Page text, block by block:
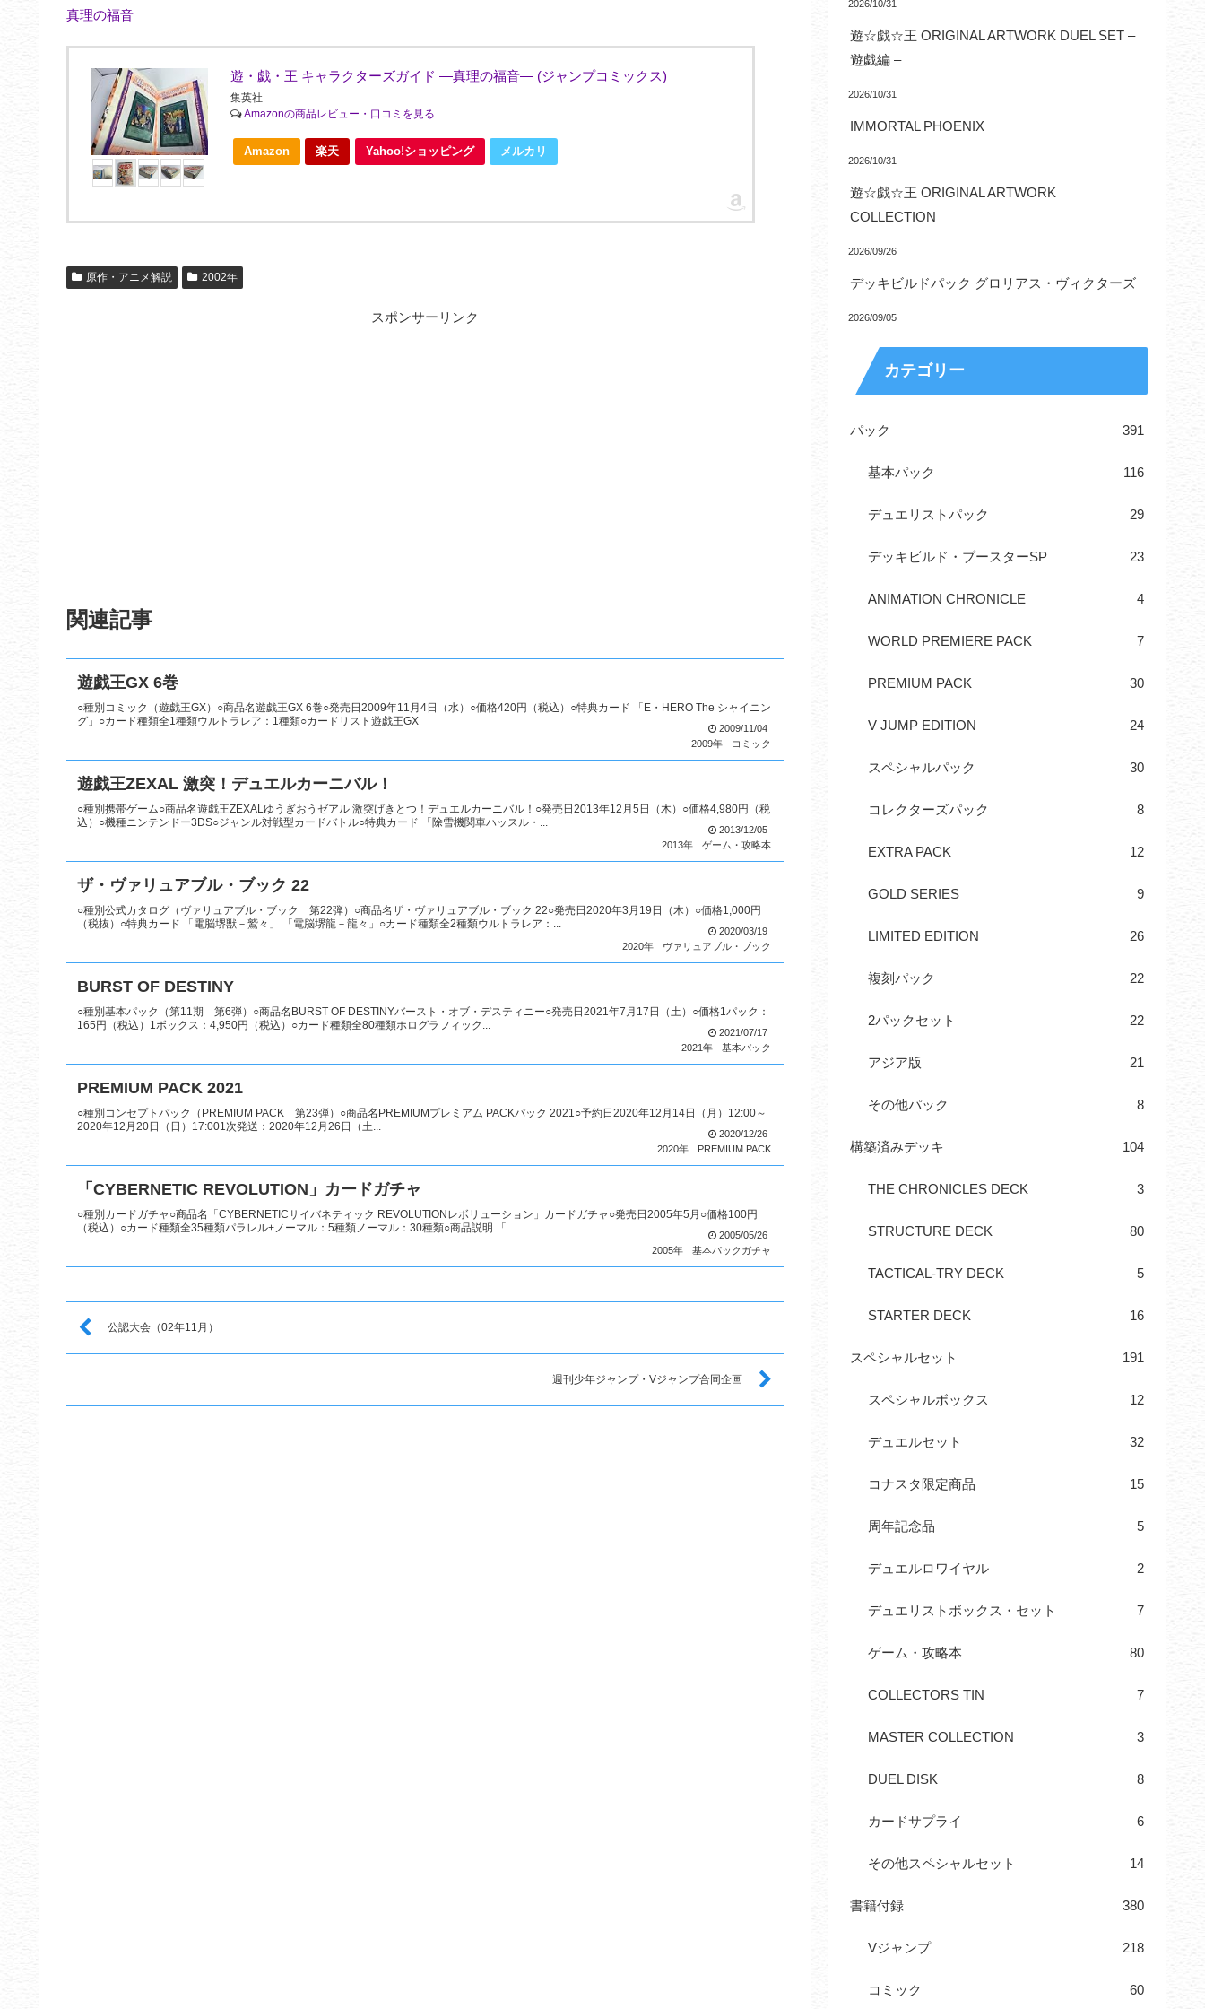
真理の福音
遊・戯・王 キャラクターズガイド ―真理の福音― (ジャンプコミックス)
集英社
Amazonの商品レビュー・口コミを見る
Amazon 楽天 Yahoo!ショッピング メルカリ
原作・アニメ解説 2002年
スポンサーリンク
関連記事
遊戯王GX 6巻
○種別コミック（遊戯王GX）○商品名遊戯王GX 6巻○発売日2009年11月4日（水）○価格420円（税込）○特典カード 「E・HERO The シャイニン
グ」○カード種類全1種類ウルトラレア：1種類○カードリスト遊戯王GX
2009/11/04
2009年
コミック
遊戯王ZEXAL 激突！デュエルカーニバル！
○種別携帯ゲーム○商品名遊戯王ZEXALゆうぎおうゼアル 激突げきとつ！デュエルカーニバル！○発売日2013年12月5日（木）○価格4,980円（税
込）○機種ニンテンドー3DS○ジャンル対戦型カードバトル○特典カード 「除雪機関車ハッスル・...
2013/12/05
2013年
ゲーム・攻略本
ザ・ヴァリュアブル・ブック 22
○種別公式カタログ（ヴァリュアブル・ブック 第22弾）○商品名ザ・ヴァリュアブル・ブック 22○発売日2020年3月19日（木）○価格1,000円
（税抜）○特典カード 「電脳堺獣－鷲々」 「電脳堺龍－龍々」○カード種類全2種類ウルトラレア：...
2020/03/19
2020年
ヴァリュアブル・ブック
BURST OF DESTINY
○種別基本パック（第11期 第6弾）○商品名BURST OF DESTINYバースト・オブ・デスティニー○発売日2021年7月17日（土）○価格1パック：
165円（税込）1ボックス：4,950円（税込）○カード種類全80種類ホログラフィック...
2021/07/17
2021年
基本パック
PREMIUM PACK 2021
○種別コンセプトパック（PREMIUM PACK 第23弾）○商品名PREMIUMプレミアム PACKパック 2021○予約日2020年12月14日（月）12:00～
2020年12月20日（日）17:001次発送：2020年12月26日（土...
2020/12/26
2020年
PREMIUM PACK
「CYBERNETIC REVOLUTION」カードガチャ
○種別カードガチャ○商品名「CYBERNETICサイバネティック REVOLUTIONレボリューション」カードガチャ○発売日2005年5月○価格100円
（税込）○カード種類全35種類パラレル+ノーマル：5種類ノーマル：30種類○商品説明 「...
2005/05/26
2005年
基本パックガチャ
公認大会（02年11月）
週刊少年ジャンプ・Vジャンプ合同企画
2026/10/31
遊☆戯☆王 ORIGINAL ARTWORK DUEL SET –
遊戯編 –
2026/10/31
IMMORTAL PHOENIX
2026/10/31
遊☆戯☆王 ORIGINAL ARTWORK
COLLECTION
2026/09/26
デッキビルドパック グロリアス・ヴィクターズ
2026/09/05
カテゴリー
パック 391
基本パック 116
デュエリストパック 29
デッキビルド・ブースターSP 23
ANIMATION CHRONICLE 4
WORLD PREMIERE PACK 7
PREMIUM PACK 30
V JUMP EDITION 24
スペシャルパック 30
コレクターズパック 8
EXTRA PACK 12
GOLD SERIES 9
LIMITED EDITION 26
複刻パック 22
2パックセット 22
アジア版 21
その他パック 8
構築済みデッキ 104
THE CHRONICLES DECK 3
STRUCTURE DECK 80
TACTICAL-TRY DECK 5
STARTER DECK 16
スペシャルセット 191
スペシャルボックス 12
デュエルセット 32
コナスタ限定商品 15
周年記念品 5
デュエルロワイヤル 2
デュエリストボックス・セット 7
ゲーム・攻略本 80
COLLECTORS TIN 7
MASTER COLLECTION 3
DUEL DISK 8
カードサプライ 6
その他スペシャルセット 14
書籍付録 380
Vジャンプ 218
コミック 60